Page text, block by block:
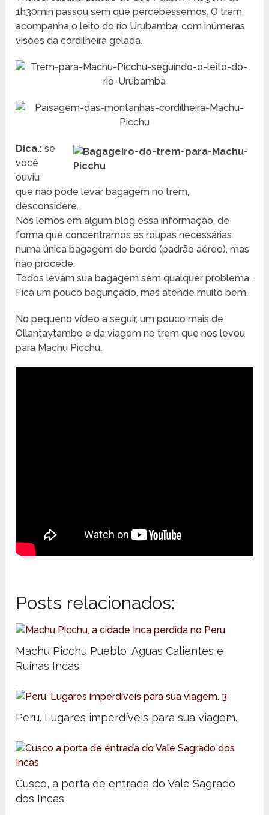
1h30min passou sem que percebêssemos. O trem
acompanha o leito do rio Urubamba, com inúmeras
visões da cordilheira gelada.
Dica.: se
você
ouviu
que não pode levar bagagem no trem,
desconsidere.
Nós lemos em algum blog essa informação, de
forma que concentramos as roupas necessárias
numa única bagagem de bordo (padrão aéreo), mas
não procede.
Todos levam sua bagagem sem qualquer problema.
Fica um pouco bagunçado, mas atende muito bem.
No pequeno vídeo a seguir, um pouco mais de
Ollantaytambo e da viagem no trem que nos levou
para Machu Picchu.
Posts relacionados:
Machu Picchu Pueblo, Aguas Calientes e
Ruínas Incas
Peru. Lugares imperdíveis para sua viagem.
Cusco, a porta de entrada do Vale Sagrado
dos Incas